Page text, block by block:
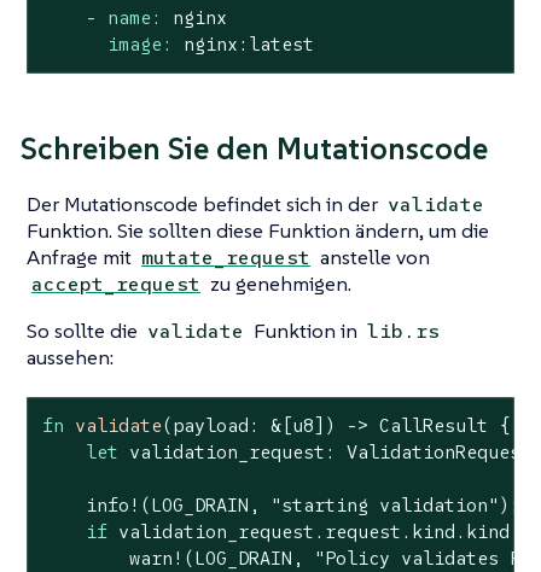
-
name:
nginx
image:
nginx:latest
Schreiben Sie den Mutationscode
Der Mutationscode befindet sich in der validate
Funktion. Sie sollten diese Funktion ändern, um die
Anfrage mit mutate_request anstelle von
accept_request zu genehmigen.
So sollte die validate Funktion in lib.rs
aussehen:
fn validate(payload: &[u8]) -> CallResult {
let validation_request:
    info!(LOG_DRAIN,
"starting validation" );
if validation_request.request.kind.kind
        warn!(LOG_DRAIN,
"Policy validates